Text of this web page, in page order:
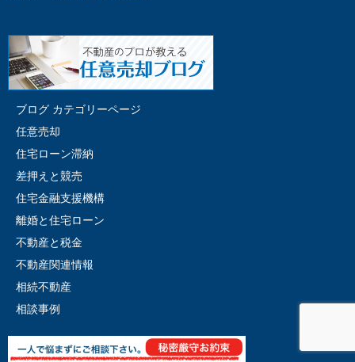
ブログ カテゴリーページ
任意売却
住宅ローン滞納
差押えと競売
住宅金融支援機構
離婚と住宅ローン
不動産と税金
不動産関連情報
相続不動産
相談事例